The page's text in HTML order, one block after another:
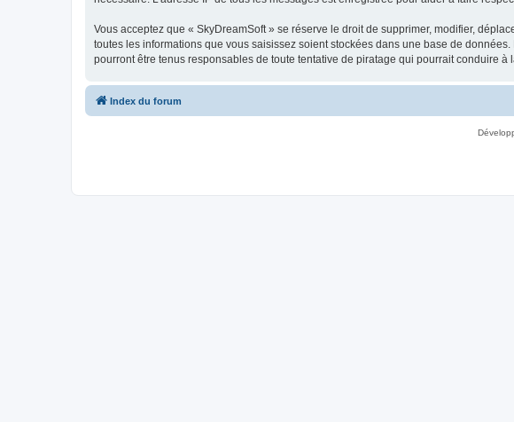
Vous acceptez que « SkyDreamSoft » se réserve le droit de supprimer, modifier,
toutes les informations que vous saisissez soient stockées dans une base de
pourront être tenus responsables de toute tentative de piratage qui pourrait conduire à
Index du forum